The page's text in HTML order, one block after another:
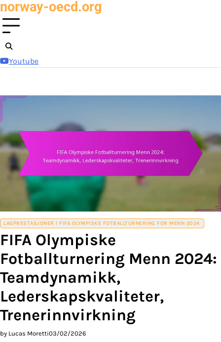
Skip
to
content
norway-oecd.org
Youtube
LAGPRESTASJONER I FIFA OLYMPISKE FOTBALLTURNERING FOR MENN 2024
FIFA Olympiske
Fotballturnering Menn 2024:
Teamdynamikk,
Lederskapskvaliteter,
Trenerinnvirkning
by Lucas Moretti03/02/2026